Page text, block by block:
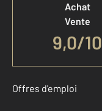
Achat
Vente
9,0/10
Offres d'emploi